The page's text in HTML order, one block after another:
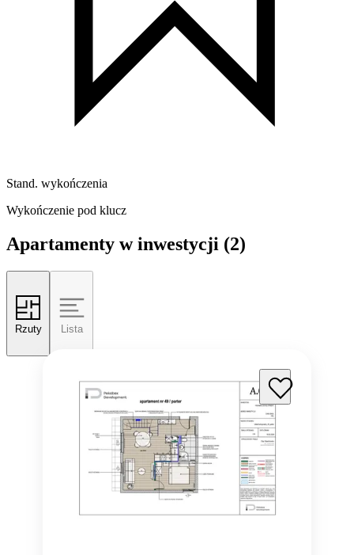
Stand. wykończenia
Wykończenie pod klucz
Apartamenty w inwestycji (2)
Rzuty Lista